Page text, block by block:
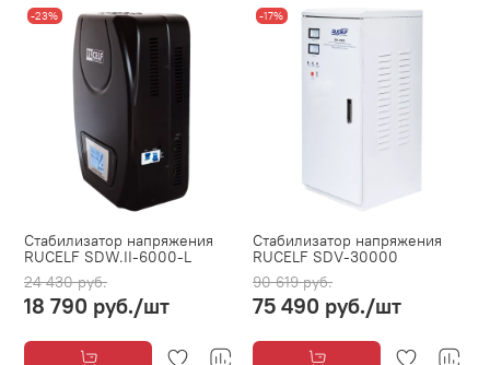
-23%
Стабилизатор напряжения
RUCELF SDW.II-6000-L
24 430 руб.
18 790 руб./шт
-17%
Стабилизатор напряжения
RUCELF SDV-30000
90 619 руб.
75 490 руб./шт